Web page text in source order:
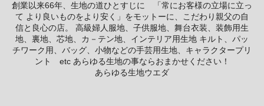
創業以来66年、生地の道ひとすじに 「常にお客様の立場に立っ
て より良いものをより安く」をモットーに、こだわり親父の自
信と良心の店。 高級婦人服地、子供服地、舞台衣装、装飾用生
地、裏地、芯地、カ－テン地、インテリア用生地 キルト、パッ
チワーク用、バッグ、小物などの手芸用生地、キャラクタープリ
ント etc あらゆる生地の事ならおまかせください！
あらゆる生地ウエダ